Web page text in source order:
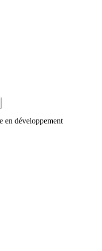
en développement